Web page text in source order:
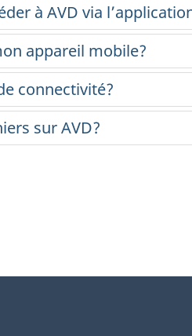
à AVD via
appareil mobile?
connectivité?
sur AVD?